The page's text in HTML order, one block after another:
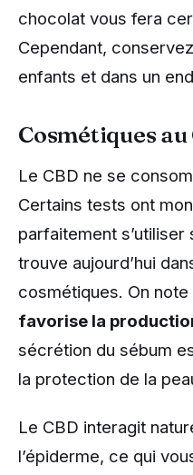
chocolat vous fera
Cependant,
enfants et dans un
Cosmétiques au
Le CBD ne se
Certains tests ont
parfaitement s’utiliser
trouve aujourd’hui
cosmétiques. On note
favorise la
sécrétion du sébum
la protection de la
Le CBD interagit
l’épiderme, ce qui